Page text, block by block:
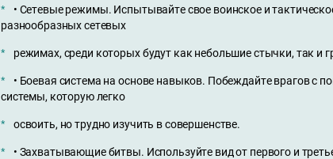
• Сетевые режимы. Испытывайте свое воинское и
разнообразных сетевых
режимах, среди которых будут как небольшие стычки, так и
• Боевая система на основе навыков. Побеждайте врагов с
системы, которую легко
освоить, но трудно изучить в совершенстве.
• Захватывающие битвы. Используйте вид от первого и